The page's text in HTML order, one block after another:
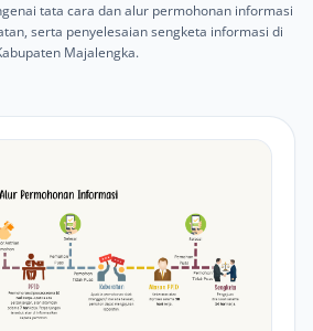
tata cara dan alur permohonan informasi
serta penyelesaian sengketa informasi di
Majalengka.